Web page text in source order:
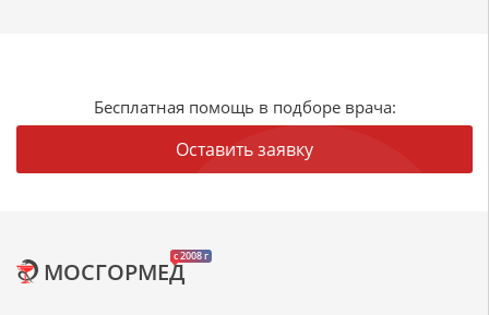
Бесплатная помощь в подборе врача:
Оставить заявку
c 2008 г
МОСГОРМЕД